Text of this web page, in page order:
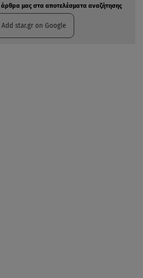
άρθρα μας στα αποτελέσματα αναζήτησης
Add star.gr on Google